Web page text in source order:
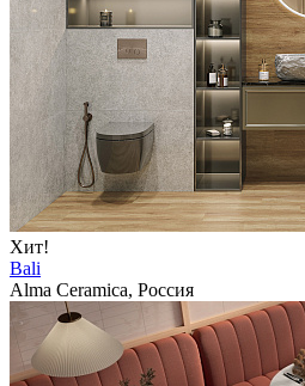
Хит!
Bali
Alma Ceramica, Россия